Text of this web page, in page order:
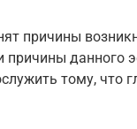
причины
причины
тому, что